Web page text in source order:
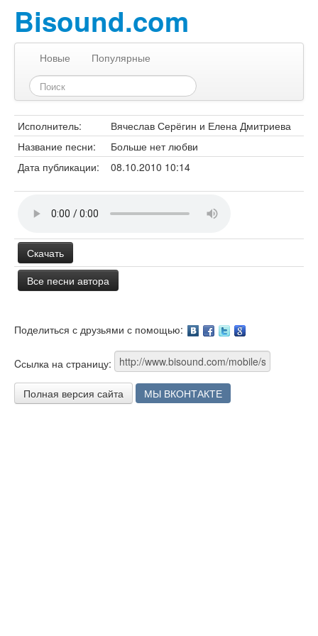
Bisound.com
Новые Популярные
Исполнитель:
Вячеслав Серёгин и Елена Дмитриева
Название песни:
Больше нет любви
Дата публикации:
08.10.2010 10:14
Скачать
Все песни автора
Поделиться с друзьями с помощью:
Cсылка на страницу:
Полная версия сайта МЫ ВКОНТАКТЕ